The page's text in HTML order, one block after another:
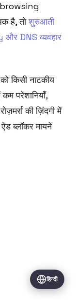
browsing
है, तोशुरुआती
DNS व्यवहार
किसी नाटकीय
परेशानियाँ,
की ज़िंदगी में
ब्लॉकर मायने
हिन्दी
Kapı No: 1 Beşiktaş/